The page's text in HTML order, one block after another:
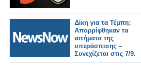
Δίκη για τα Τέμπη:
Απορρίφθηκαν τα
αιτήματα της
υπεράσπισης –
Συνεχίζεται στις 7/9.